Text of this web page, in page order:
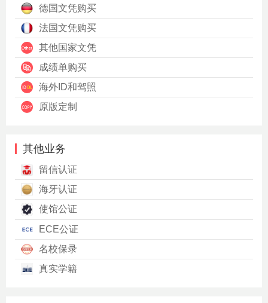
德国文凭购买
法国文凭购买
其他国家文凭
成绩单购买
海外ID和驾照
原版定制
其他业务
留信认证
海牙认证
使馆公证
ECE公证
名校保录
真实学籍